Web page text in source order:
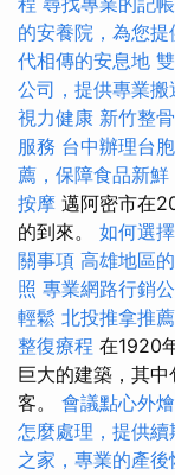
的安養院，為您提
代相傳的安息地
公司，提供專業
視力健康 新竹整
服務 台中辦理台
薦，保障食品新鮮
按摩 邁阿密市在
的到來。 如何選
關事項 高雄地區
照 專業網路行銷
輕鬆 北投推拿推薦
整復療程 在1920
巨大的建築，其
客。 會議點心外
怎麼處理，提供續
之家，專業的產後